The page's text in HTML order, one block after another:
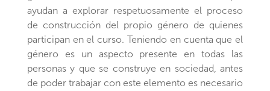
ayudan a explorar respetuosamente el proceso
de construcción del propio género de quienes
participan en el curso. Teniendo en cuenta que el
género es un aspecto presente en todas las
personas y que se construye en sociedad, antes
de poder trabajar con este elemento es necesario